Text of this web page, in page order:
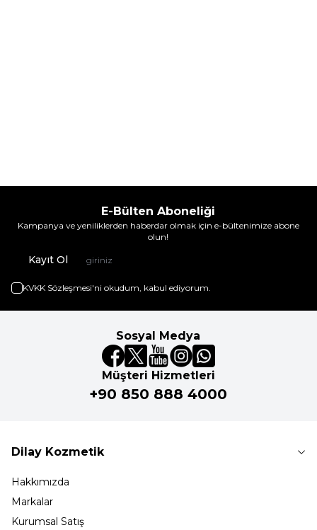
E-Bülten Aboneliği
Kampanya ve yeniliklerden haberdar olmak için e-bültenimize abone
olun!
Kayıt Ol
KVKK Sözleşmesi'ni okudum, kabul ediyorum.
Sosyal Medya
Müşteri Hizmetleri
+90 850 888 4000
Dilay Kozmetik
Hakkımızda
Markalar
Kurumsal Satış